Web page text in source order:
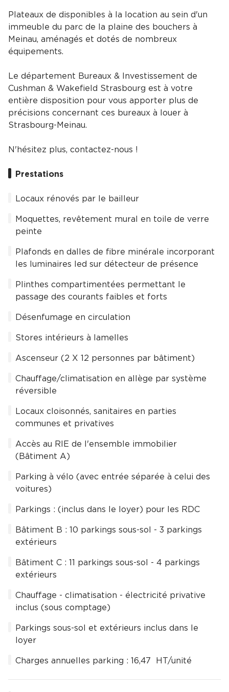
Plateaux de disponibles à la location au sein d'un
immeuble du parc de la plaine des bouchers à
Meinau, aménagés et dotés de nombreux
équipements.
Le département Bureaux & Investissement de
Cushman & Wakefield Strasbourg est à votre
entière disposition pour vous apporter plus de
précisions concernant ces bureaux à louer à
Strasbourg-Meinau.
N'hésitez plus, contactez-nous !
Prestations
Locaux rénovés par le bailleur
Moquettes, revêtement mural en toile de verre
peinte
Plafonds en dalles de fibre minérale incorporant
les luminaires led sur détecteur de présence
Plinthes compartimentées permettant le
passage des courants faibles et forts
Désenfumage en circulation
Stores intérieurs à lamelles
Ascenseur (2 X 12 personnes par bâtiment)
Chauffage/climatisation en allège par système
réversible
Locaux cloisonnés, sanitaires en parties
communes et privatives
Accès au RIE de l'ensemble immobilier
(Bâtiment A)
Parking à vélo (avec entrée séparée à celui des
voitures)
Parkings : (inclus dans le loyer) pour les RDC
Bâtiment B : 10 parkings sous-sol - 3 parkings
extérieurs
Bâtiment C : 11 parkings sous-sol - 4 parkings
extérieurs
Chauffage - climatisation - électricité privative
inclus (sous comptage)
Parkings sous-sol et extérieurs inclus dans le
loyer
Charges annuelles parking : 16,47  HT/unité